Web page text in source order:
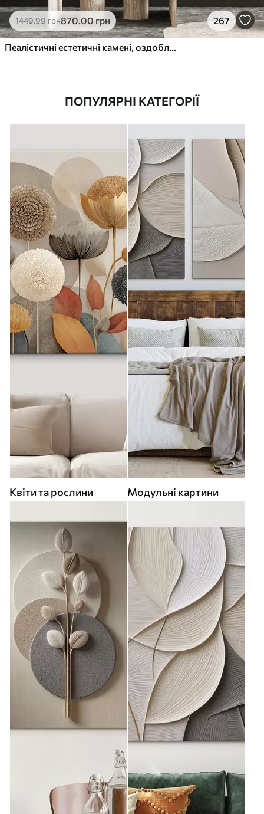
1449.99грн870.00 грн 267
Пеалістичні естетичні камені, оздоблення будинку, природне освітлення
ПОПУЛЯРНІ КАТЕГОРІЇ
Квіти та рослини Модульні картини